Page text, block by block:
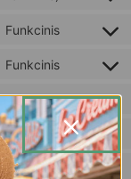
Funkcinis
Funkcinis
Statistika
Statistika
Rinkodara